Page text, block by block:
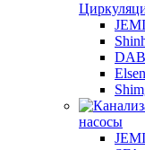
насосы